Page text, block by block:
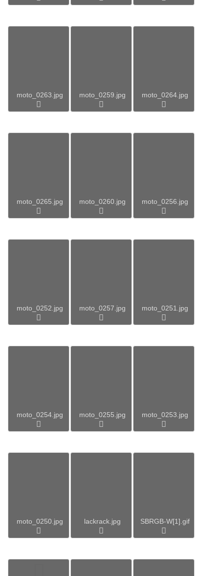
moto_0263.jpg moto_0259.jpg moto_0264.jpg
moto_0265.jpg moto_0260.jpg moto_0256.jpg
moto_0252.jpg moto_0257.jpg moto_0251.jpg
moto_0254.jpg moto_0255.jpg moto_0253.jpg
moto_0250.jpg lackrack.jpg SBRGB-W[1].gif